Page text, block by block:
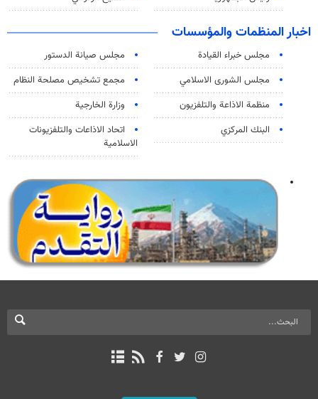
اخبار المنظمات والمؤسسات
مجلس خبراء القيادة
مجلس صيانة الدستور
مجلس الشورى الاسلامي
مجمع تشخيص مصلحة النظام
منظمة الاذاعة والتلفزیون
وزارة الخارجية
البنك المركزي
اتحاد الاذاعات والتلفزيونات
الاسلامية